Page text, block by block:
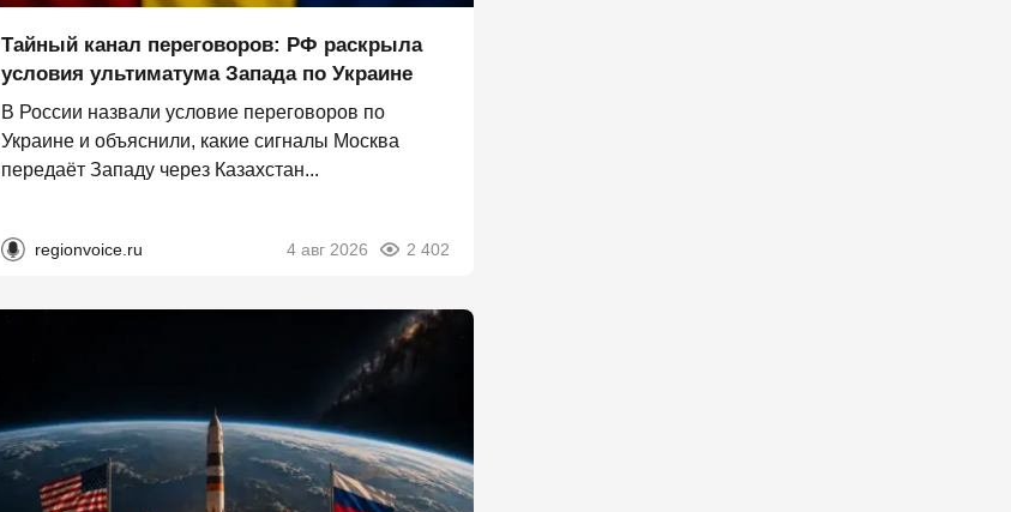
Тайный канал переговоров: РФ раскрыла
условия ультиматума Запада по Украине
В России назвали условие переговоров по
Украине и объяснили, какие сигналы Москва
передаёт Западу через Казахстан...
regionvoice.ru 4 авг 2026 2 402